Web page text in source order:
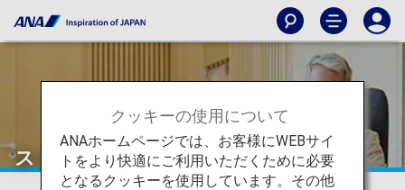
ストックホルム
クッキーの使用について
ANAホームページでは、お客様にWEBサイ
トをより快適にご利用いただくために必要
となるクッキーを使用しています。その他